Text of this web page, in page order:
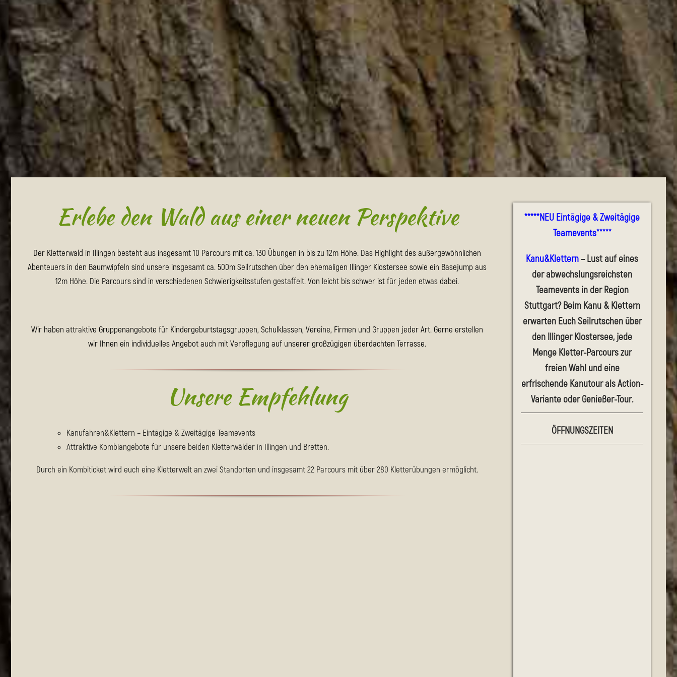
Erlebe den Wald aus einer neuen Perspektive
Der Kletterwald in Illingen besteht aus insgesamt 10 Parcours mit ca. 130 Übungen in bis zu 12m Höhe. Das Highlight des außergewöhnlichen
Abenteuers in den Baumwipfeln sind unsere insgesamt ca. 500m Seilrutschen über den ehemaligen Illinger Klostersee sowie ein Basejump aus
12m Höhe. Die Parcours sind in verschiedenenSchwierigkeitsstufen gestaffelt. Von leicht bis schwer ist für jeden etwas dabei.
Wir haben attraktive Gruppenangebote für Kindergeburtstagsgruppen, Schulklassen, Vereine, Firmen und Gruppen jeder Art. Gerne erstellen
wir Ihnen ein individuelles Angebot auch mit Verpflegung auf unserer großzügigen überdachten Terrasse.
Unsere Empfehlung
Kanufahren&Klettern – Eintägige & Zweitägige Teamevents
Attraktive Kombiangebote für unsere beiden Kletterwälder in Illingen und Bretten.
Durch ein Kombiticket wird euch eine Kletterwelt an zwei Standorten und insgesamt 22 Parcours mit über 280 Kletterübungen ermöglicht.
*****NEU Eintägige & Zweitägige
Teamevents*****
Kanu&Klettern– Lust auf eines
der abwechslungsreichsten
Teamevents in der Region
Stuttgart? Beim Kanu & Klettern
erwarten Euch Seilrutschen über
den Illinger Klostersee, jede
Menge Kletter-Parcours zur
freien Wahl und eine
erfrischende Kanutour als Action-
Variante oder Genießer-Tour.
ÖFFNUNGSZEITEN